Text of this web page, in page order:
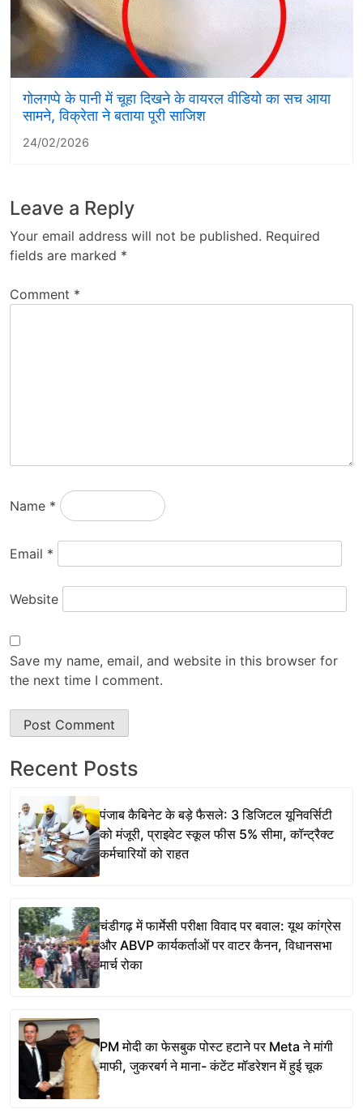
गोलगप्पे के पानी में चूहा दिखने के वायरल वीडियो का सच आया
सामने, विक्रेता ने बताया पूरी साजिश
24/02/2026
Leave a Reply
Your email address will not be published. Required
fields are marked *
Comment *
Name *
Email *
Website
Save my name, email, and website in this browser for
the next time I comment.
Recent Posts
पंजाब कैबिनेट के बड़े फैसले: 3 डिजिटल यूनिवर्सिटी
को मंजूरी, प्राइवेट स्कूल फीस 5% सीमा, कॉन्ट्रैक्ट
कर्मचारियों को राहत
चंडीगढ़ में फार्मेसी परीक्षा विवाद पर बवाल: यूथ कांग्रेस
और ABVP कार्यकर्ताओं पर वाटर कैनन, विधानसभा
मार्च रोका
PM मोदी का फेसबुक पोस्ट हटाने पर Meta ने मांगी
माफी, जुकरबर्ग ने माना- कंटेंट मॉडरेशन में हुई चूक